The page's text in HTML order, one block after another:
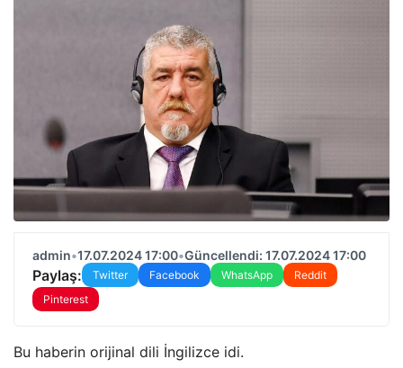
admin•17.07.2024 17:00•Güncellendi: 17.07.2024 17:00
Paylaş: Twitter Facebook WhatsApp
Reddit
Pinterest
Bu haberin orijinal dili İngilizce idi.